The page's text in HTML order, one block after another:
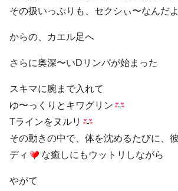
その扱いっぷりも、セクシぃ〜なんだ
からの、カエル足へ
さらに奥深〜いDリンパが始まった
スキマに腕まで入れて
ゆ〜っくりとキワグリン
Tラインをヌルリ
その動きの中で、体を沈めるたびに、
ディ
な癒しにもウットリしながら
やがて